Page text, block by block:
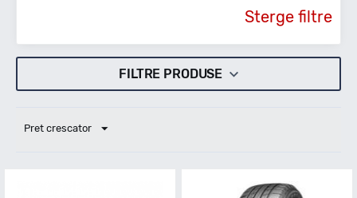
Sterge filtre
FILTRE PRODUSE
Pret crescator